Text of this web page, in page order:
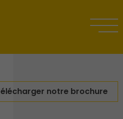
notre brochure